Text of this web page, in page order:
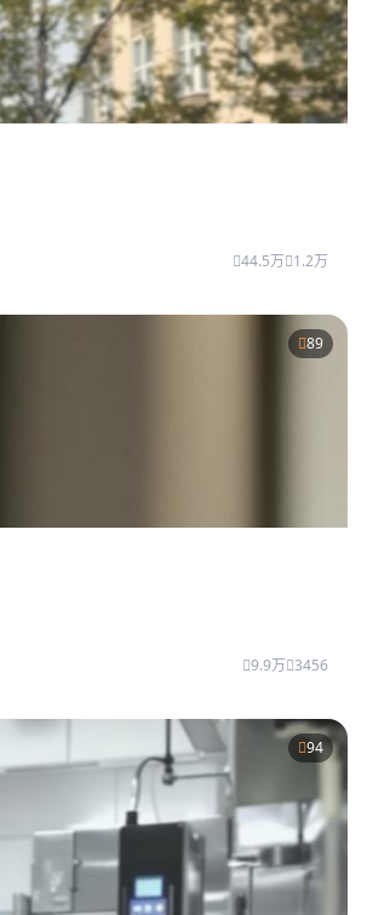
44.5万 1.2万
89
9.9万 3456
94